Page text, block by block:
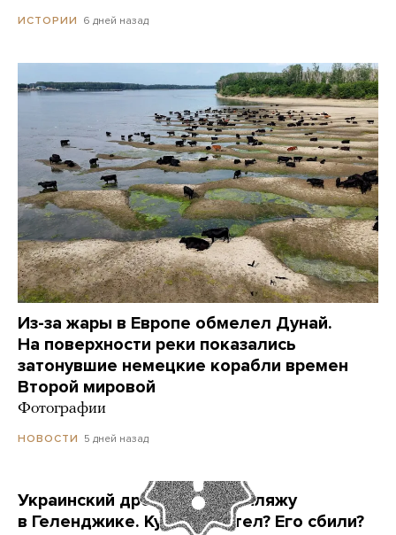
ИСТОРИИ 6 дней назад
Из-за жары в Европе обмелел Дунай.
На поверхности реки показались
затонувшие немецкие корабли времен
Второй мировой
Фотографии
НОВОСТИ 5 дней назад
Украинский дрон попал по пляжу
в Геленджике. Куда он летел? Его сбили?